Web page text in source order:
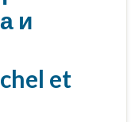
и
et